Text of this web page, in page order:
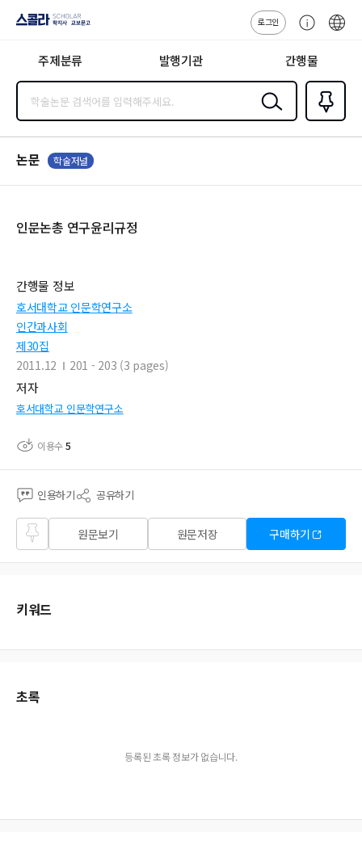
지사·교보문고
로그인
센
주제분류 발행기관 간행물
검색
즐겨찾
기0
논문 학술저널
인문논총 연구윤리규정
간행물 정보
호서대학교 인문학연구소
인간과사회
제30집
2011.12
201 - 203 (3 pages)
저자
호서대학교 인문학연구소
이용수5
인용하기 공유하기
즐겨
찾기
원문보기 원문저장 구매하기
키워드
초록
등록된 초록 정보가 없습니다.